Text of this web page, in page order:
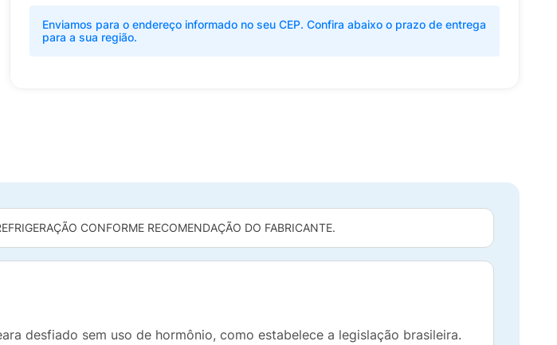
Enviamos para o endereço informado no seu CEP. Confira abaixo o prazo de entrega
para a sua região.
CONFORME RECOMENDAÇÃO DO FABRICANTE.
desfiado sem uso de hormônio, como estabelece a legislação brasileira.